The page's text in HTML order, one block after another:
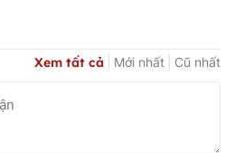
Xem tất cả Mới nhất Cũ nhất